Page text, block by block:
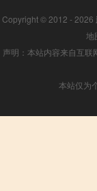
Copyright © 2012 - 2026
地
声明：本站内容来自互
本站仅为